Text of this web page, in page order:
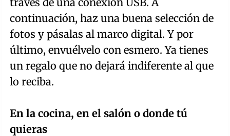
continuación, haz una buena selección de
fotos y pásalas al marco digital. Y por
último, envuélvelo con esmero. Ya tienes
un regalo que no dejará indiferente al que
lo reciba.
En la cocina, en el salón o donde tú
quieras